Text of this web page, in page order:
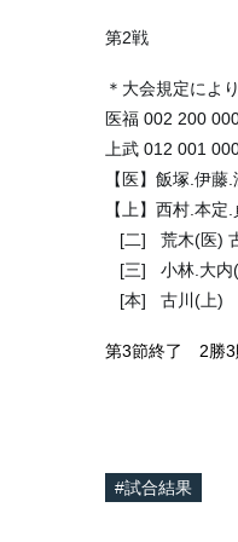
第2戦
＊大会規定によ
医福 002 200
上武 012 001
【医】飯塚.伊藤
【上】西村.本
[二]   荒木(医)
[三]   小林.大内
[本]   古川(上)
第3節終了 2勝
#試合結果